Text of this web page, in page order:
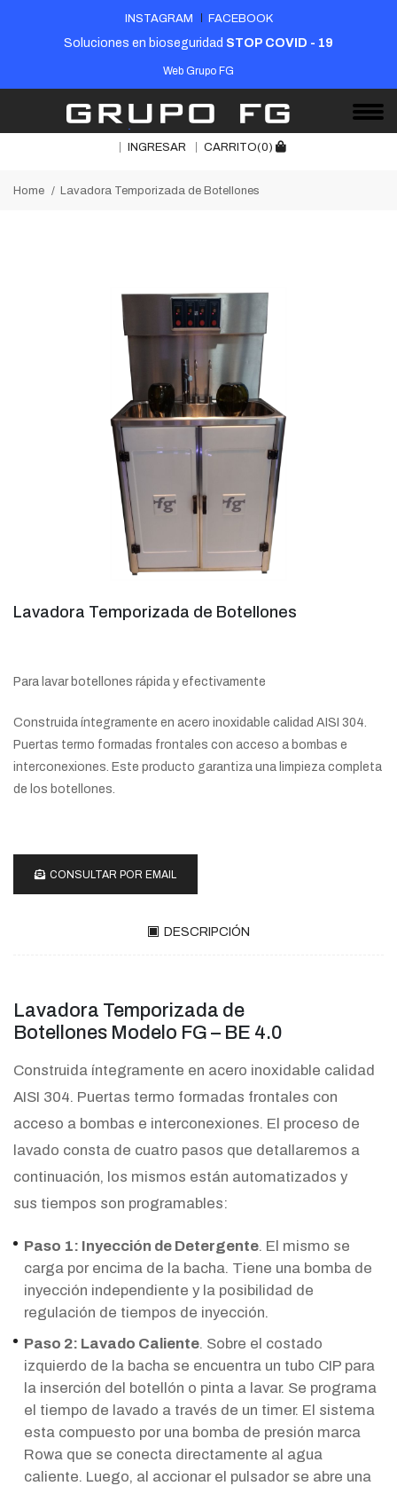
INSTAGRAM FACEBOOK
Soluciones en bioseguridad STOP COVID - 19
Web Grupo FG
INGRESAR CARRITO(0)
Home Lavadora Temporizada de Botellones
Lavadora Temporizada de Botellones
Para lavar botellones rápida y efectivamente
Construida íntegramente en acero inoxidable calidad AISI 304.
Puertas termo formadas frontales con acceso a bombas e
interconexiones. Este producto garantiza una limpieza completa
de los botellones.
CONSULTAR POR EMAIL
DESCRIPCIÓN
Lavadora Temporizada de
Botellones Modelo FG – BE 4.0
Construida íntegramente en acero inoxidable calidad
AISI 304. Puertas termo formadas frontales con
acceso a bombas e interconexiones. El proceso de
lavado consta de cuatro pasos que detallaremos a
continuación, los mismos están automatizados y
sus tiempos son programables:
Paso 1: Inyección de Detergente. El mismo se
carga por encima de la bacha. Tiene una bomba de
inyección independiente y la posibilidad de
regulación de tiempos de inyección.
Paso 2: Lavado Caliente. Sobre el costado
izquierdo de la bacha se encuentra un tubo CIP para
la inserción del botellón o pinta a lavar. Se programa
el tiempo de lavado a través de un timer. El sistema
esta compuesto por una bomba de presión marca
Rowa que se conecta directamente al agua
caliente. Luego, al accionar el pulsador se abre una